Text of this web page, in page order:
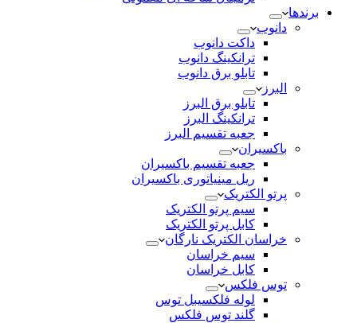
برندها
دانوب
داکت دانوب
ترانکینگ دانوب
تابلو برق دانوب
البرز
تابلو برق البرز
ترانکینگ البرز
جعبه تقسیم البرز
باکسیران
جعبه تقسیم باکسیران
ریل مینیاتوری باکسیران
پرتو الکتریک
سیم پرتو الکتریک
کابل پرتو الکتریک
خراسان الکتریک نارگان
سیم خراسان
کابل خراسان
توس فلکس
لوله فلکسیبل توس
گلند توس فلکس